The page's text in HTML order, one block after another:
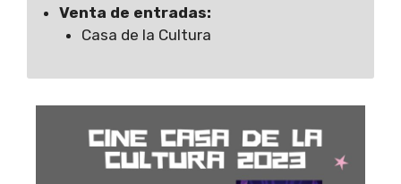
Venta de entradas:
Casa de la Cultura